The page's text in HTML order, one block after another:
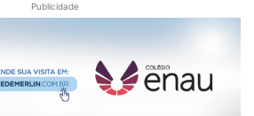
Publicidade